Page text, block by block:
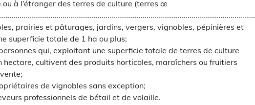
ou à l’étranger des terres de culture (terres œ
prairies et pâturages, jardins, vergers, vignobles, pépinières et
superficie totale de 1 ha ou plus;
qui, exploitant une superficie totale de terres de culture
hectare, cultivent des produits horticoles, maraîchers ou fruitiers
de vignobles sans exception;
professionnels de bétail et de volaille.